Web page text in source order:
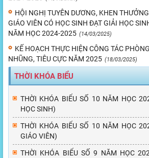
HỘI NGHỊ TUYÊN DƯƠNG, KHEN
GIÁO VIÊN CÓ HỌC SINH ĐẠT GIẢI HỌC
NĂM HỌC 2024-2025 (14/03/2025)
KẾ HOẠCH THỰC HIỆN CÔNG TÁC
NHŨNG, TIÊU CỰC NĂM 2025 (18/03/2025)
THỜI KHÓA BIỂU
THỜI KHÓA BIỂU SỐ 10 NĂM HỌC
HỌC SINH)
THỜI KHÓA BIỂU SỐ 10 NĂM HỌC
GIÁO VIÊN)
THỜI KHÓA BIỂU SỐ 9 NĂM HỌC